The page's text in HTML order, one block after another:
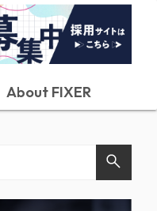
About FIXER